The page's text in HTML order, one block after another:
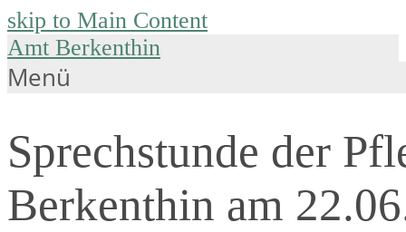
skip to Main Content
Amt Berkenthin
Menü
Sprechstunde der
Berkenthin am